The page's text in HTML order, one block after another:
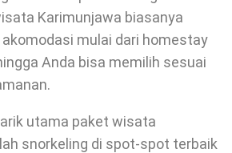
Karimunjawa biasanya
mulai dari homestay
Anda bisa memilih sesuai
utama paket wisata
snorkeling di spot-spot terbaik